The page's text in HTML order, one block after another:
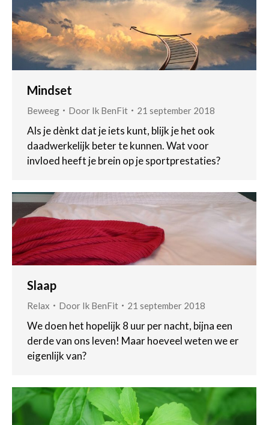
Mindset
Beweeg Door Ik BenFit 21 september 2018
Als je dènkt dat je iets kunt, blijk je het ook
daadwerkelijk beter te kunnen. Wat voor
invloed heeft je brein op je sportprestaties?
Slaap
Relax Door Ik BenFit 21 september 2018
We doen het hopelijk 8 uur per nacht, bijna een
derde van ons leven! Maar hoeveel weten we er
eigenlijk van?